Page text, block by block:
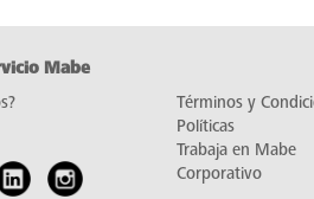
Mabe
Términos y
Políticas
Trabaja en Mabe
Corporativo